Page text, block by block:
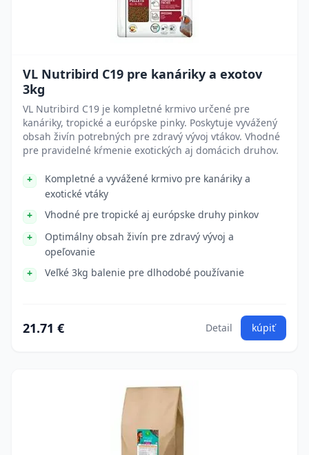
VL Nutribird C19 pre kanáriky a exotov
3kg
VL Nutribird C19 je kompletné krmivo určené pre
kanáriky, tropické a európske pinky. Poskytuje vyvážený
obsah živín potrebných pre zdravý vývoj vtákov. Vhodné
pre pravidelné kŕmenie exotických aj domácich druhov.
Kompletné a vyvážené krmivo pre kanáriky a
exotické vtáky
Vhodné pre tropické aj európske druhy pinkov
Optimálny obsah živín pre zdravý vývoj a
opeľovanie
Veľké 3kg balenie pre dlhodobé používanie
21.71 € Detail kúpiť